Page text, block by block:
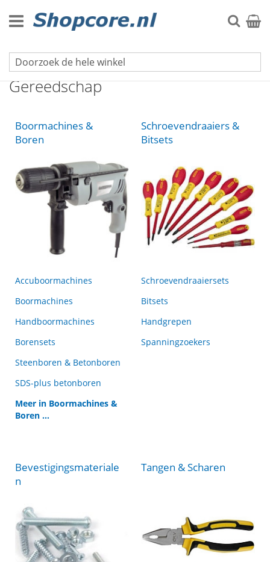
naar
de
Zoek
Home
Gereedschap
Boormachines &
Boren
Accuboormachines
Boormachines
Handboormachines
Borensets
Steenboren & Betonboren
SDS-plus betonboren
Meer in Boormachines &
Boren ...
Schroevendraaiers &
Bitsets
Schroevendraaiersets
Bitsets
Handgrepen
Spanningzoekers
Bevestigingsmateriale
n
Tangen & Scharen